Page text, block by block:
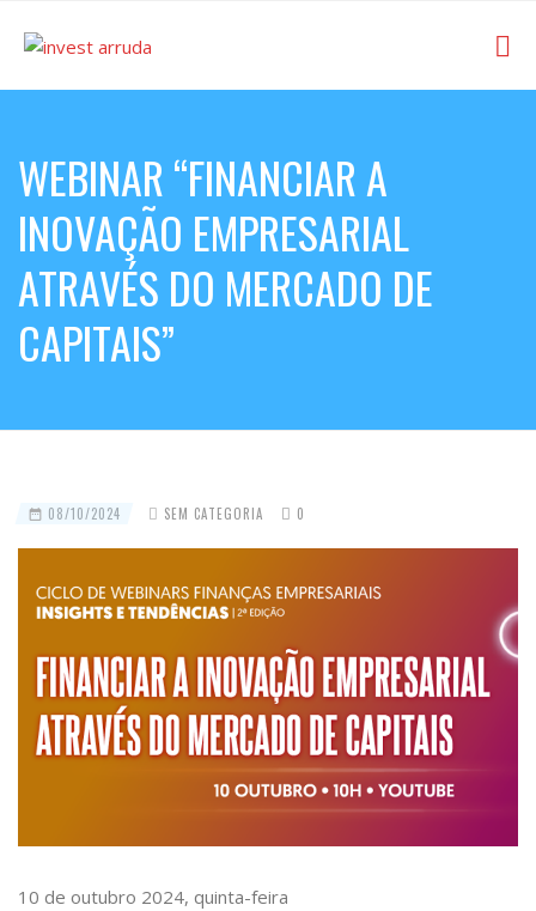
WEBINAR “FINANCIAR A
INOVAÇÃO EMPRESARIAL
ATRAVÉS DO MERCADO DE
CAPITAIS”
08/10/2024 SEM CATEGORIA 0
10 de outubro 2024, quinta-feira